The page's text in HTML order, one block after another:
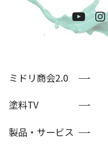
ミドリ商会2.0
塗料TV
製品・サービス